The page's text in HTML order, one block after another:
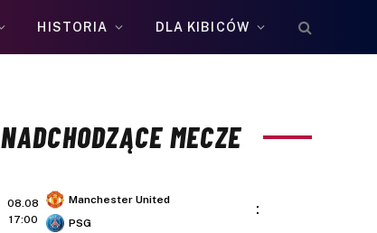
HISTORIA DLA KIBICÓW
NADCHODZĄCE MECZE
08.08
17:00
Manchester United
PSG
: